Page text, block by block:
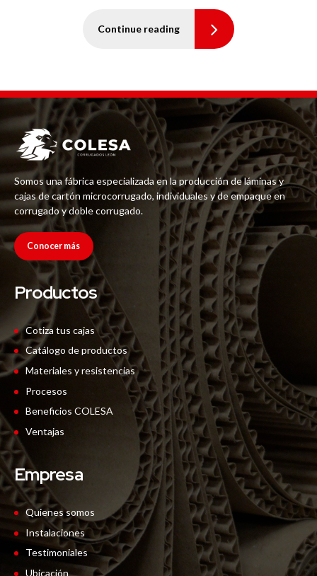
Continue reading
Somos una fábrica especializada en la producción de láminas y
cajas de cartón microcorrugado, individuales y de empaque en
corrugado y doble corrugado.
Conocer más
Productos
Cotiza tus cajas
Catálogo de productos
Materiales y resistencias
Procesos
Beneficios COLESA
Ventajas
Empresa
Quienes somos
Instalaciones
Testimoniales
Ubicación